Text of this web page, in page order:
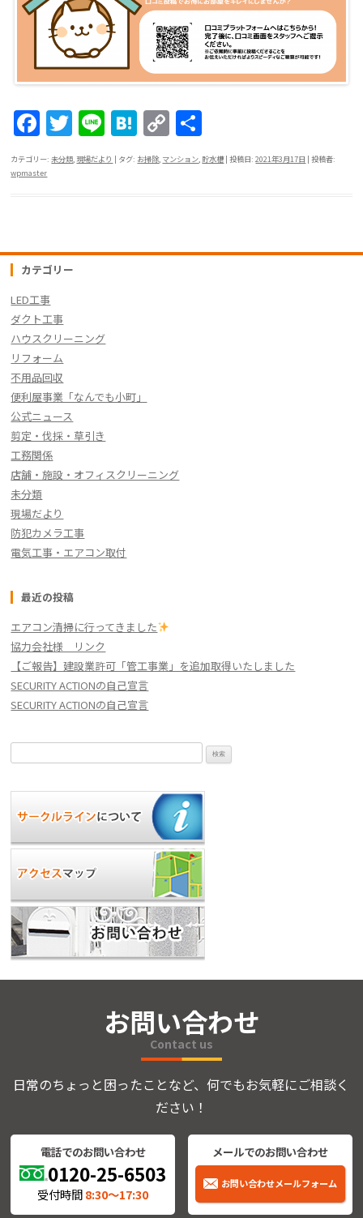
F
a
c
o
o
k
T
w
itt
Li
n
e
H
at
e
C
o
p
n
有
カテゴリー:未分類 現場だより | タグ: お掃除 マンション 貯水槽| 投稿日:2021年3月17日 |投稿者:
wpmaster
カテゴリー
LED工事
ダクト工事
ハウスクリーニング
リフォーム
不用品回収
便利屋事業「なんでも小町」
公式ニュース
剪定・伐採・草引き
工務関係
店舗・施設・オフィスクリーニング
未分類
現場だより
防犯カメラ工事
電気工事・エアコン取付
最近の投稿
エアコン清掃に行ってきました
協力会社様 リンク
【ご報告】建設業許可「管工事業」を追加取得いたしました
SECURITY ACTIONの自己宣言
SECURITY ACTIONの自己宣言
索:
お問い合わせ
Contact us
日常のちょっと困ったことなど、何でもお気軽にご相談く
ださい！
電話でのお問い合わせ
0120-25-6503
受付時間8:30〜17:30
メールでのお問い合わせ
お問い合わせメールフォーム